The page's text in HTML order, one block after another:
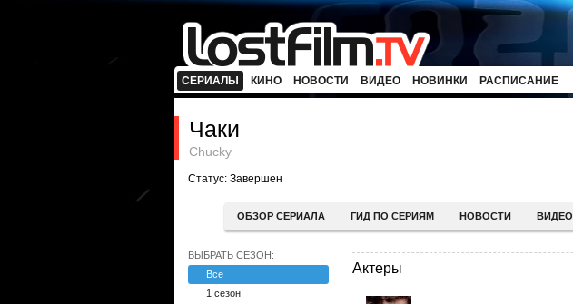
СЕРИАЛЫ КИНО НОВОСТИ ВИДЕО НОВИНКИ РАСПИСАНИЕ
Чаки
Chucky
Статус: Завершен
ОБЗОР СЕРИАЛА ГИД ПО СЕРИЯМ НОВОСТИ ВИДЕО
ВЫБРАТЬ СЕЗОН:
Все
1 сезон
Актеры